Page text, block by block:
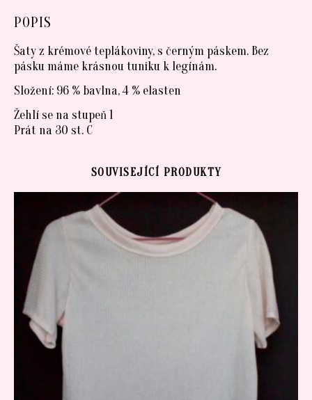
POPIS
Šaty z krémové teplákoviny, s černým páskem. Bez
pásku máme krásnou tuniku k legínám.
Složení: 96 % bavlna, 4 % elasten
Žehlí se na stupeň 1
Prát na 30 st. C
SOUVISEJÍCÍ PRODUKTY